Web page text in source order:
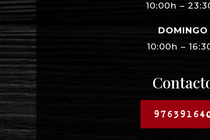
10:00h –
DOMINGO
10:00h –